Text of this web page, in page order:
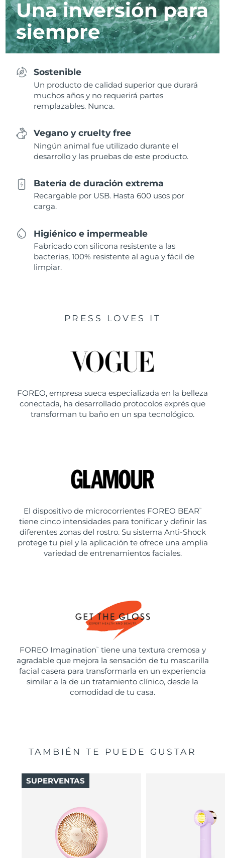
Una inversión para
siempre
Sostenible
Un producto de calidad superior que durará
muchos años y no requerirá partes
remplazables. Nunca.
Vegano y cruelty free
Ningún animal fue utilizado durante el
desarrollo y las pruebas de este producto.
Batería de duración extrema
Recargable por USB. Hasta 600 usos por
carga.
Higiénico e impermeable
Fabricado con silicona resistente a las
bacterias, 100% resistente al agua y fácil de
limpiar.
PRESS LOVES IT
FOREO, empresa sueca especializada en la belleza
conectada, ha desarrollado protocolos exprés que
transforman tu baño en un spa tecnológico.
El dispositivo de microcorrientes FOREO BEAR ™
tiene cinco intensidades para tonificar y definir las
diferentes zonas del rostro. Su sistema Anti-Shock
protege tu piel y la aplicación te ofrece una amplia
variedad de entrenamientos faciales.
FOREO Imagination ™
tiene una textura cremosa y
agradable que mejora la sensación de tu mascarilla
facial casera para transformarla en un experiencia
similar a la de un tratamiento clínico, desde la
comodidad de tu casa.
TAMBIÉN TE PUEDE GUSTAR
SUPERVENTAS